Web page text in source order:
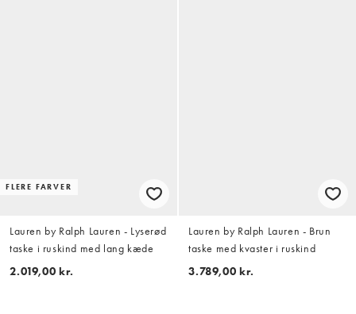
FLERE FARVER
Lauren by Ralph Lauren - Lyserød
taske i ruskind med lang kæde
2.019,00 kr.
Lauren by Ralph Lauren - Brun
taske med kvaster i ruskind
3.789,00 kr.